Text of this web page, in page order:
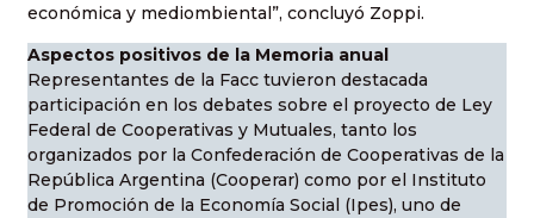
económica y mediombiental”, concluyó Zoppi.
Aspectos positivos de la Memoria anual
Representantes de la Facc tuvieron destacada
participación en los debates sobre el proyecto de Ley
Federal de Cooperativas y Mutuales, tanto los
organizados por la Confederación de Cooperativas de la
República Argentina (Cooperar) como por el Instituto
de Promoción de la Economía Social (Ipes), uno de